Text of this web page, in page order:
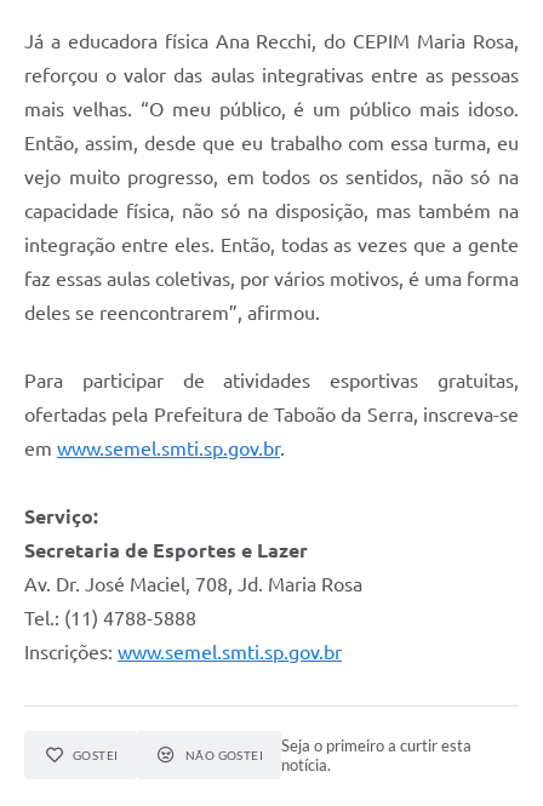
Já a educadora física Ana Recchi, do CEPIM Maria Rosa,
reforçou o valor das aulas integrativas entre as pessoas
mais velhas. “O meu público, é um público mais idoso.
Então, assim, desde que eu trabalho com essa turma, eu
vejo muito progresso, em todos os sentidos, não só na
capacidade física, não só na disposição, mas também na
integração entre eles. Então, todas as vezes que a gente
faz essas aulas coletivas, por vários motivos, é uma forma
deles se reencontrarem”, afirmou.
Para participar de atividades esportivas gratuitas,
ofertadas pela Prefeitura de Taboão da Serra, inscreva-se
em www.semel.smti.sp.gov.br.
Serviço:
Secretaria de Esportes e Lazer
Av. Dr. José Maciel, 708, Jd. Maria Rosa
Tel.: (11) 4788-5888
Inscrições: www.semel.smti.sp.gov.br
GOSTEI NÃO GOSTEI
Seja o primeiro a curtir esta
notícia.